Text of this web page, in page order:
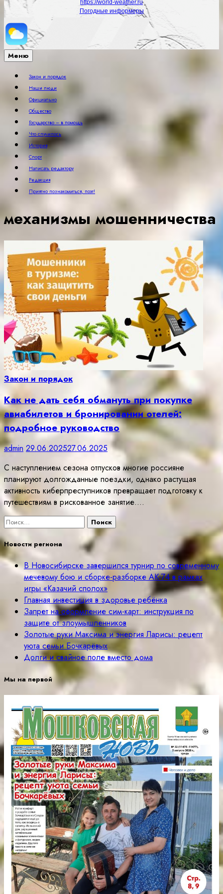
https://world-weather.ru
Погодные информеры
Меню
Закон и порядок
Наши люди
Официально
Общество
Государство – в помощь
Что случилось
История
Спорт
Написать редактору
Редакция
Приятно познакомиться, поэт!
механизмы мошенничества
Закон и порядок
Как не дать себя обмануть при покупке
авиабилетов и бронировании отелей:
подробное руководство
admin 29.06.202527.06.2025
С наступлением сезона отпусков многие россияне
планируют долгожданные поездки, однако растущая
активность киберпреступников превращает подготовку к
путешествиям в рискованное занятие.…
Найти:
Новости региона
В Новосибирске завершился турнир по современному
мечевому бою и сборке-разборке АК-74 в рамках
игры «Казачий сполох»
Главная инвестиция в здоровье ребёнка
Запрет на оформление сим-карт: инструкция по
защите от злоумышленников
Золотые руки Максима и энергия Ларисы: рецепт
уюта семьи Бочкарёвых
Долги и свайное поле вместо дома
Мы на первой